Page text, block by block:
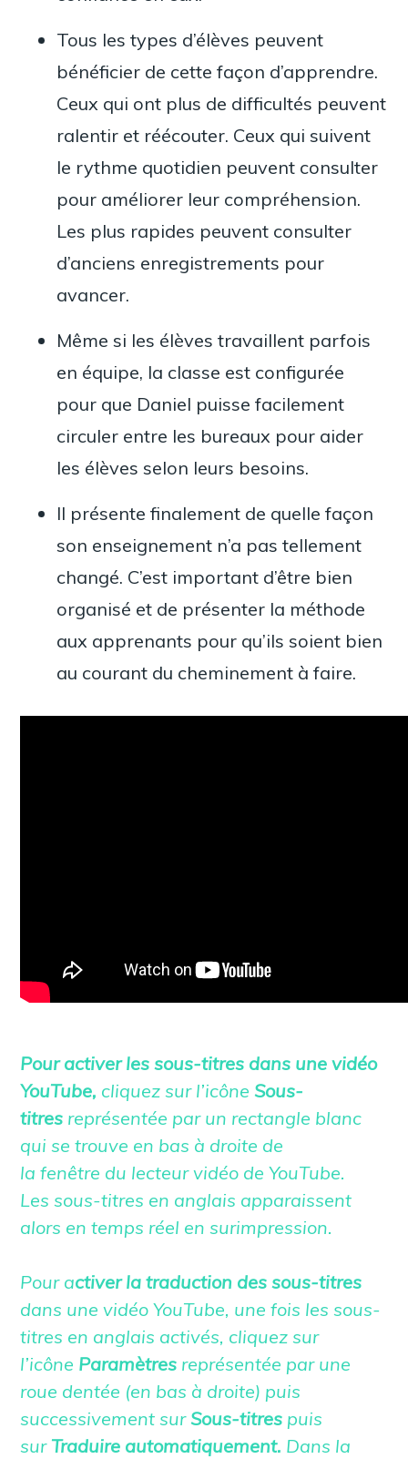
Tous les types d’élèves peuvent
bénéficier de cette façon d’apprendre.
Ceux qui ont plus de difficultés peuvent
ralentir et réécouter. Ceux qui suivent
le rythme quotidien peuvent consulter
pour améliorer leur compréhension.
Les plus rapides peuvent consulter
d’anciens enregistrements pour
avancer.
Même si les élèves travaillent parfois
en équipe, la classe est configurée
pour que Daniel puisse facilement
circuler entre les bureaux pour aider
les élèves selon leurs besoins.
Il présente finalement de quelle façon
son enseignement n’a pas tellement
changé. C’est important d’être bien
organisé et de présenter la méthode
aux apprenants pour qu’ils soient bien
au courant du cheminement à faire.
Pour activer les sous-titres dans une vidéo
YouTube, cliquez sur l’icône Sous-
titres représentée par un rectangle blanc
qui se trouve en bas à droite de
lafenêtre du lecteur vidéo deYouTube.
Lessous-titres en anglais apparaissent
alors en temps réel en surimpression.
Pour activer la traduction des sous-titres
dans une vidéo YouTube, une fois les sous-
titres en anglais activés, cliquez sur
l’icône Paramètres représentée par une
roue dentée (en bas à droite) puis
successivement surSous-titres puis
sur Traduire automatiquement. Dans la